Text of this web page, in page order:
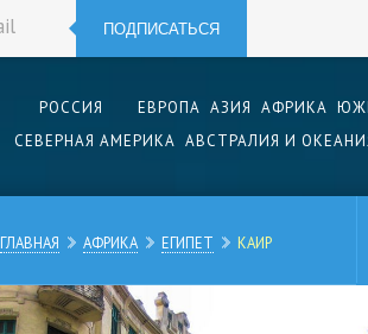
ПОДПИСАТЬСЯ
РОССИЯ ЕВРОПА АЗИЯ АФРИКА
СЕВЕРНАЯ АМЕРИКА АВСТРАЛИЯ И
ГЛАВНАЯ АФРИКА ЕГИПЕТ КАИР